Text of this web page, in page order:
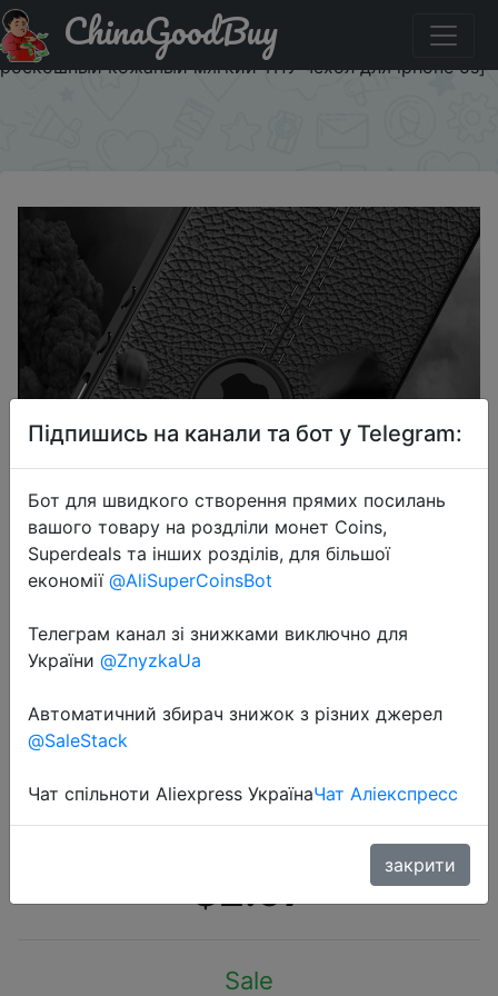
Придбати по знижці Чехол WolfRule для Apple SE
Iphone, ударопрочный чехол для Apple Se Iphone Se,
роскошный кожаный мягкий ТПУ чехол для iphone 5s]
ChinaGoodBuy
2022-04-27
Iphone, ударопрочный чехол для
Apple Se Iphone Se, роскошный
iphone 5s]
$2.97
Sale
Підпишись на канали та бот у Telegram:
Бот для швидкого створення прямих посилань
вашого товару на роздліли монет Coins,
Superdeals та інших розділів, для більшої
економії @AliSuperCoinsBot
Телеграм канал зі знижками виключно для
України @ZnyzkaUa
Автоматичний збирач знижок з різних джерел
@SaleStack
Чат спільноти Aliexpress УкраїнаЧат Аліекспресс
закрити